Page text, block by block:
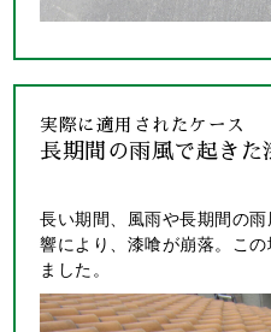
実際に適用されたケース
長期間の雨風で起きた
長い期間、風雨や長期間の
響により、漆喰が崩落。こ
ました。